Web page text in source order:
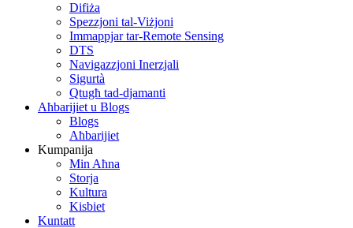
Difiża
Spezzjoni tal-Viżjoni
Immappjar tar-Remote Sensing
DTS
Navigazzjoni Inerzjali
Sigurtà
Qtugħ tad-djamanti
Aħbarijiet u Blogs
Blogs
Aħbarijiet
Kumpanija
Min Aħna
Storja
Kultura
Kisbiet
Kuntatt